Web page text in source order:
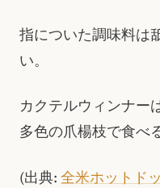
指についた調味料は
い。
カクテルウィンナー
多色の爪楊枝で食べ
(出典: 全米ホットド